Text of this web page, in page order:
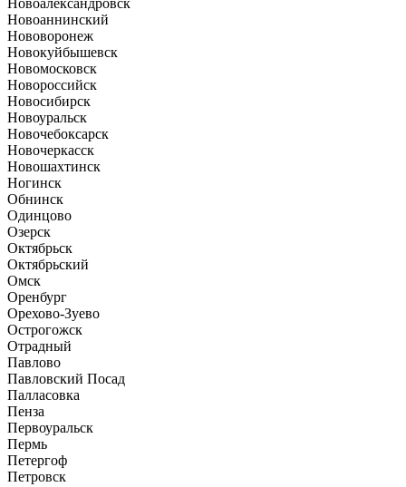
Новоалександровск
Новоаннинский
Нововоронеж
Новокуйбышевск
Новомосковск
Новороссийск
Новосибирск
Новоуральск
Новочебоксарск
Новочеркасск
Новошахтинск
Ногинск
Обнинск
Одинцово
Озерск
Октябрьск
Октябрьский
Омск
Оренбург
Орехово-Зуево
Острогожск
Отрадный
Павлово
Павловский Посад
Палласовка
Пенза
Первоуральск
Пермь
Петергоф
Петровск